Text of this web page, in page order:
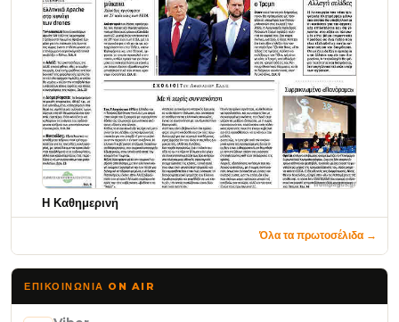
Η Καθημερινή
Όλα τα πρωτοσέλιδα →
ΕΠΙΚΟΙΝΩΝΊΑ ON AIR